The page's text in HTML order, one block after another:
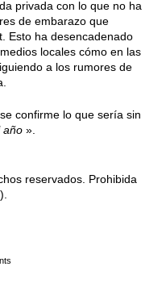
privada con lo que no ha
de embarazo que
Esto ha desencadenado
locales cómo en las
a los rumores de
confirme lo que sería sin
año ».
reservados. Prohibida